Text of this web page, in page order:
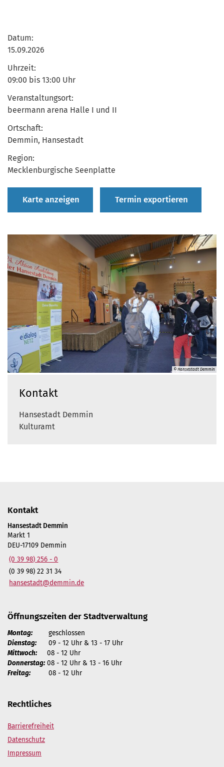
Datum:
15.09.2026
Uhrzeit:
09:00 bis 13:00 Uhr
Veranstaltungsort:
beermann arena Halle I und II
Ortschaft:
Demmin, Hansestadt
Region:
Mecklenburgische Seenplatte
Karte anzeigen Termin exportieren
© Hansestadt Demmin
Kontakt
Hansestadt Demmin
Kulturamt
Kontakt
Hansestadt Demmin
Markt 1
DEU-17109 Demmin
(0 39 98) 256 - 0
(0 39 98) 22 31 34
hansestadt@demmin.de
Öffnungszeiten der Stadtverwaltung
Montag: geschlossen
Dienstag: 09 - 12 Uhr & 13 - 17 Uhr
Mittwoch: 08 - 12 Uhr
Donnerstag: 08 - 12 Uhr & 13 - 16 Uhr
Freitag: 08 - 12 Uhr
Rechtliches
Barrierefreiheit
Datenschutz
Impressum